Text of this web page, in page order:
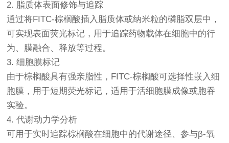
2. 脂质体表面修饰与追踪
通过将FITC-棕榈酸插入脂质体或纳米粒的磷脂双层中，
可实现表面荧光标记，用于追踪药物载体在细胞中的行
为、膜融合、释放等过程。
3. 细胞膜标记
由于棕榈酸具有强亲脂性，FITC-棕榈酸可选择性嵌入细
胞膜，用于短期荧光标记，适用于活细胞膜成像或胞吞
实验。
4. 代谢动力学分析
可用于实时追踪棕榈酸在细胞中的代谢途径、参与β-氧